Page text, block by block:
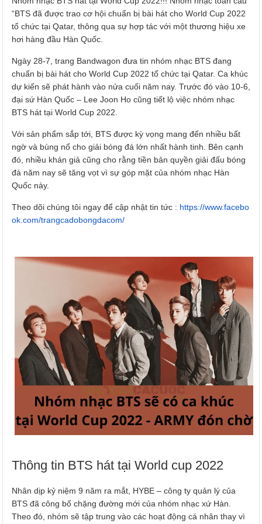
“BTS đã được trao cơ hội chuẩn bị bài hát cho World Cup 2022
tổ chức tại Qatar, thông qua sự hợp tác với một thương hiệu xe
hơi hàng đầu Hàn Quốc.
Ngày 28-7, trang Bandwagon đưa tin nhóm nhạc BTS đang
chuẩn bị bài hát cho World Cup 2022 tổ chức tại Qatar. Ca khúc
dự kiến sẽ phát hành vào nửa cuối năm nay. Trước đó vào 10-6,
đại sứ Hàn Quốc – Lee Joon Ho cũng tiết lộ việc nhóm nhạc
BTS hát tại World Cup 2022.
Với sản phẩm sắp tới, BTS được kỳ vọng mang đến nhiều bất
ngờ và bùng nổ cho giải bóng đá lớn nhất hành tinh. Bên cạnh
đó, nhiều khán giả cũng cho rằng tiền bản quyền giải đấu bóng
đá năm nay sẽ tăng vọt vì sự góp mặt của nhóm nhạc Hàn
Quốc này.
Theo dõi chúng tôi ngay để cập nhật tin tức : https://www.facebo
ok.com/trangcadobongdacom/
Thông tin BTS hát tại World cup 2022
Nhân dịp kỷ niệm 9 năm ra mắt, HYBE – công ty quản lý của
BTS đã công bố chặng đường mới của nhóm nhạc xứ Hàn.
Theo đó, nhóm sẽ tập trung vào các hoạt động cá nhân thay vì